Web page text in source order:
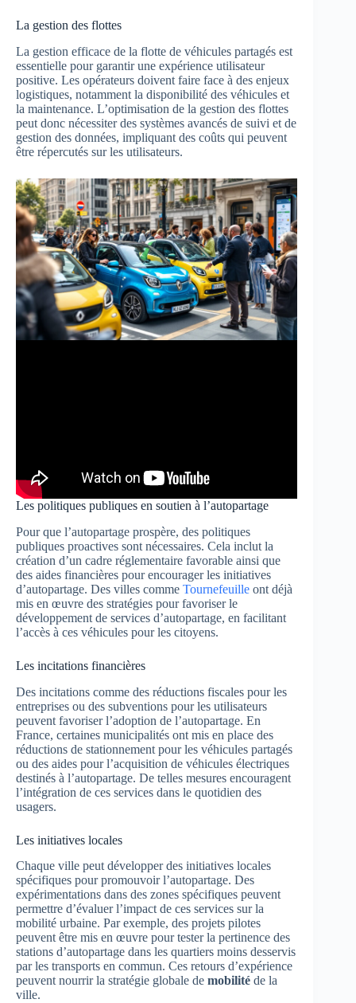
La gestion des flottes
La gestion efficace de la flotte de véhicules partagés est
essentielle pour garantir une expérience utilisateur
positive. Les opérateurs doivent faire face à des enjeux
logistiques, notamment la disponibilité des véhicules et
la maintenance. L’optimisation de la gestion des flottes
peut donc nécessiter des systèmes avancés de suivi et de
gestion des données, impliquant des coûts qui peuvent
être répercutés sur les utilisateurs.
Les politiques publiques en soutien à l’autopartage
Pour que l’autopartage prospère, des politiques
publiques proactives sont nécessaires. Cela inclut la
création d’un cadre réglementaire favorable ainsi que
des aides financières pour encourager les initiatives
d’autopartage. Des villes comme Tournefeuille ont déjà
mis en œuvre des stratégies pour favoriser le
développement de services d’autopartage, en facilitant
l’accès à ces véhicules pour les citoyens.
Les incitations financières
Des incitations comme des réductions fiscales pour les
entreprises ou des subventions pour les utilisateurs
peuvent favoriser l’adoption de l’autopartage. En
France, certaines municipalités ont mis en place des
réductions de stationnement pour les véhicules partagés
ou des aides pour l’acquisition de véhicules électriques
destinés à l’autopartage. De telles mesures encouragent
l’intégration de ces services dans le quotidien des
usagers.
Les initiatives locales
Chaque ville peut développer des initiatives locales
spécifiques pour promouvoir l’autopartage. Des
expérimentations dans des zones spécifiques peuvent
permettre d’évaluer l’impact de ces services sur la
mobilité urbaine. Par exemple, des projets pilotes
peuvent être mis en œuvre pour tester la pertinence des
stations d’autopartage dans les quartiers moins desservis
par les transports en commun. Ces retours d’expérience
peuvent nourrir la stratégie globale de mobilité de la
ville.